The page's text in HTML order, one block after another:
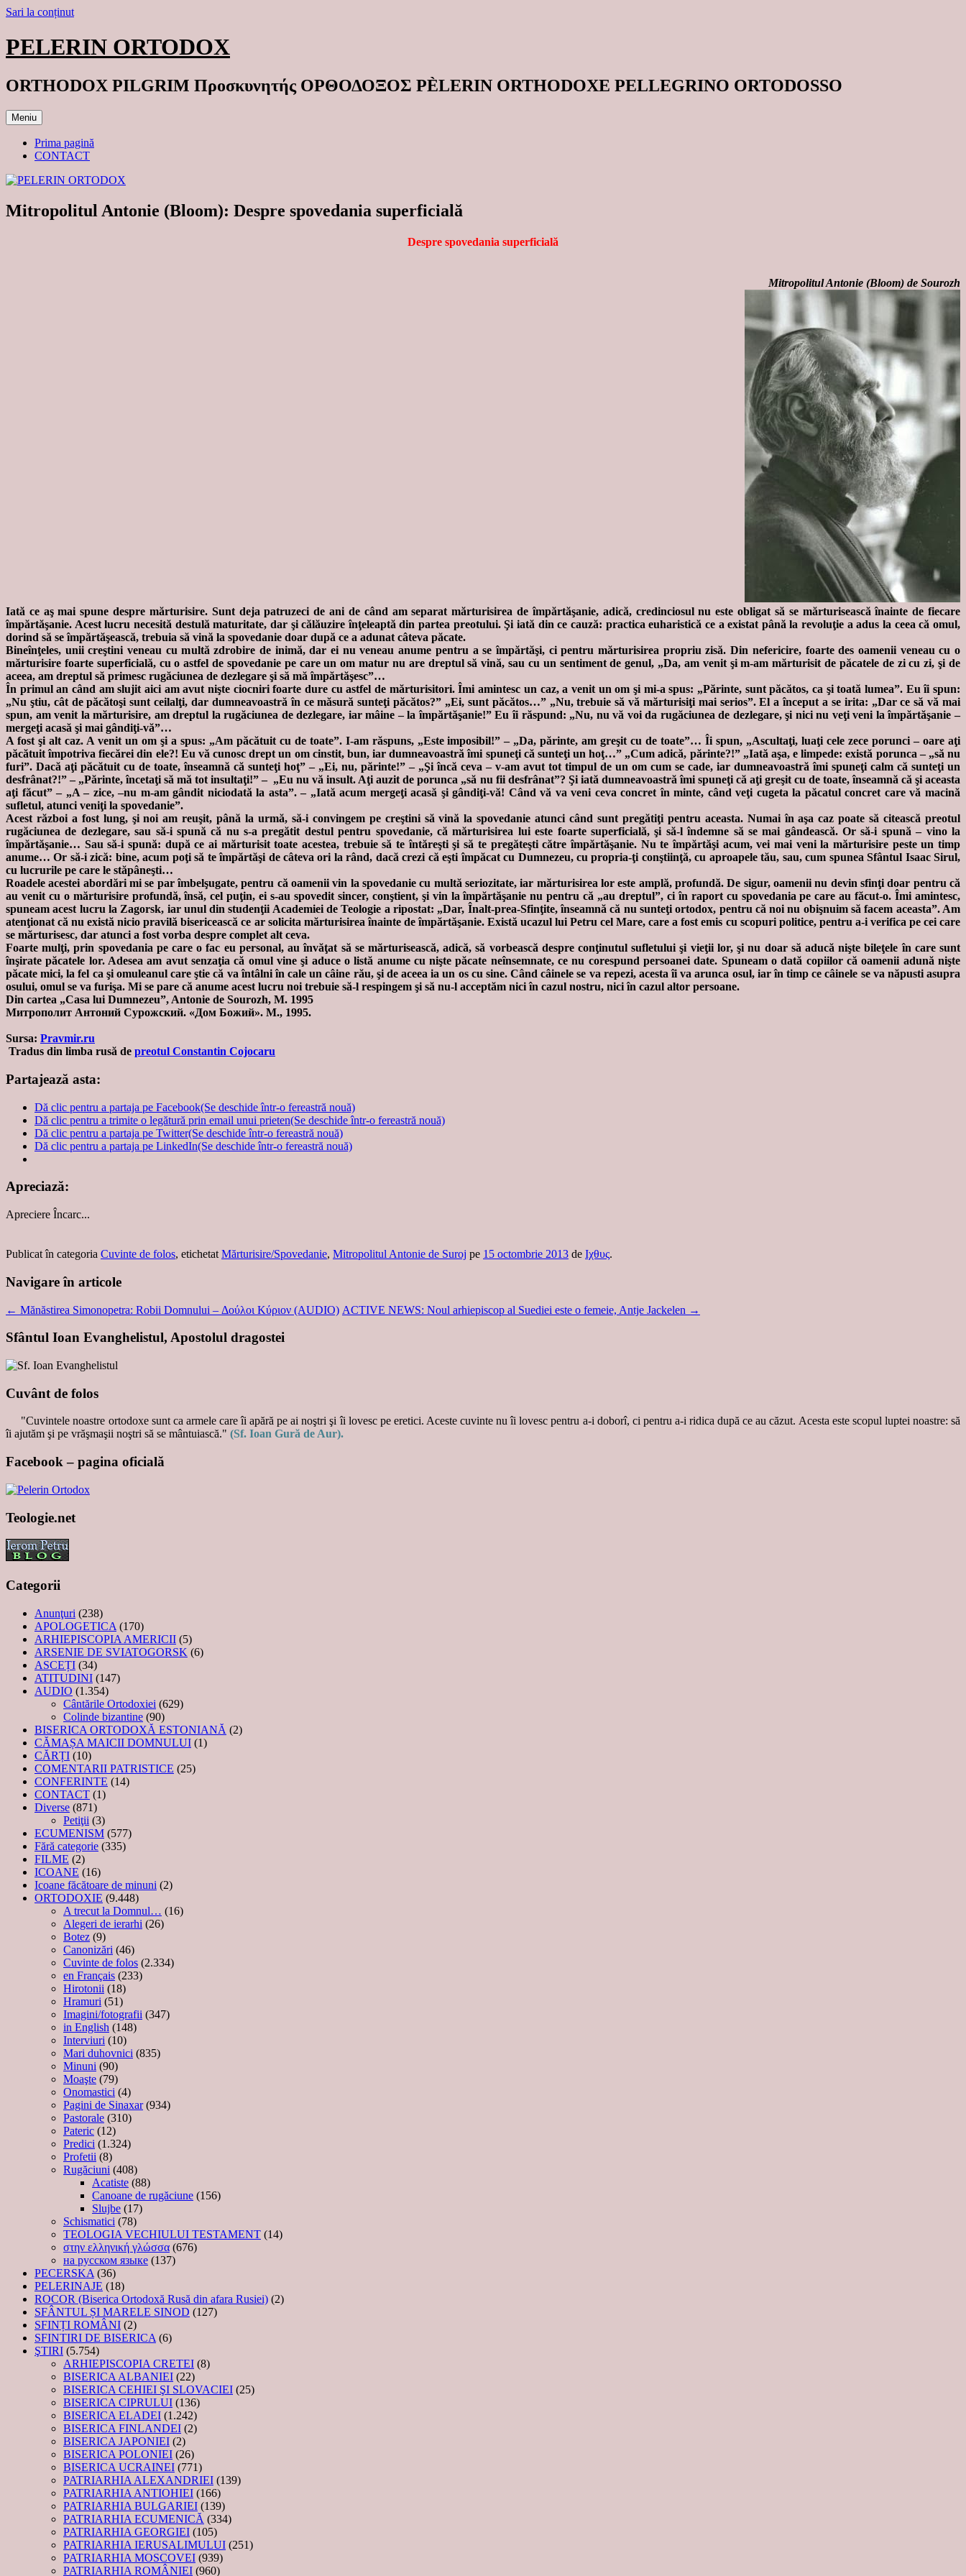
Sari la conținut
PELERIN ORTODOX
ORTHODOX PILGRIM Προσκυνητής ΟΡΘΟΔΟΞΟΣ PÈLERIN ORTHODOXE PELLEGRINO ORTODOSSO
Meniu
Prima pagină
CONTACT
Mitropolitul Antonie (Bloom): Despre spovedania superficială
Despre spovedania superficială
Mitropolitul Antonie (Bloom) de Sourozh
Iată ce aş mai spune despre mărturisire. Sunt deja patruzeci de ani de când am separat mărturisirea de împărtăşanie, adică, credinciosul nu este obligat să se mărturisească înainte de fiecare
împărtăşanie. Acest lucru necesită destulă maturitate, dar şi călăuzire înţeleaptă din partea preotului. Şi iată din ce cauză: practica euharistică ce a existat până la revoluţie a adus la ceea că omul,
dorind să se împărtăşească, trebuia să vină la spovedanie doar după ce a adunat câteva păcate.
Bineînţeles, unii creştini veneau cu multă zdrobire de inimă, dar ei nu veneau anume pentru a se împărtăşi, ci pentru mărturisirea propriu zisă. Din nefericire, foarte des oamenii veneau cu o
mărturisire foarte superficială, cu o astfel de spovedanie pe care un om matur nu are dreptul să vină, sau cu un sentiment de genul, „Da, am venit şi m-am mărturisit de păcatele de zi cu zi, şi de
aceea, am dreptul să primesc rugăciunea de dezlegare şi să mă împărtăşesc”…
În primul an când am slujit aici am avut nişte ciocniri foarte dure cu astfel de mărturisitori. Îmi amintesc un caz, a venit un om şi mi-a spus: „Părinte, sunt păcătos, ca şi toată lumea”. Eu îi spun:
„Nu ştiu, cât de păcătoşi sunt ceilalţi, dar dumneavoastră în ce măsură sunteţi păcătos?” „Ei, sunt păcătos…” „Nu, trebuie să vă mărturisiţi mai serios”. El a început a se irita: „Dar ce să vă mai
spun, am venit la mărturisire, am dreptul la rugăciunea de dezlegare, iar mâine – la împărtăşanie!” Eu îi răspund: „Nu, nu vă voi da rugăciunea de dezlegare, şi nici nu veţi veni la împărtăşanie –
mergeţi acasă şi mai gândiţi-vă”…
A fost şi alt caz. A venit un om şi a spus: „Am păcătuit cu de toate”. I-am răspuns, „Este imposibil!” – „Da, părinte, am greşit cu de toate”… Îi spun, „Ascultaţi, luaţi cele zece porunci – oare aţi
păcătuit împotriva fiecărei din ele?! Eu vă cunosc drept un om cinstit, bun, iar dumneavoastră îmi spuneţi că sunteţi un hoţ…” „Cum adică, părinte?!” „Iată aşa, e limpede: există porunca – „să nu
furi”. Dacă aţi păcătuit cu de toate, înseamnă că sunteţi hoţ” – „Ei, nu, părinte!” – „Şi încă ceva – v-am avut tot timpul de un om cum se cade, iar dumneavoastră îmi spuneţi calm că sunteţi un
desfrânat?!” – „Părinte, încetaţi să mă tot insultaţi!” – „Eu nu vă insult. Aţi auzit de porunca „să nu fii desfrânat”? Şi iată dumneavoastră îmi spuneţi că aţi greşit cu de toate, înseamnă că şi aceasta
aţi făcut” – „A – zice, –nu m-am gândit niciodată la asta”. – „Iată acum mergeţi acasă şi gândiţi-vă! Când vă va veni ceva concret în minte, când veţi cugeta la păcatul concret care vă macină
sufletul, atunci veniţi la spovedanie”.
Acest război a fost lung, şi noi am reuşit, până la urmă, să-i convingem pe creştini să vină la spovedanie atunci când sunt pregătiţi pentru aceasta. Numai în aşa caz poate să citească preotul
rugăciunea de dezlegare, sau să-i spună că nu s-a pregătit destul pentru spovedanie, că mărturisirea lui este foarte superficială, şi să-l îndemne să se mai gândească. Or să-i spună – vino la
împărtăşanie… Sau să-i spună: după ce ai mărturisit toate acestea, trebuie să te întăreşti şi să te pregăteşti către împărtăşanie. Nu te împărtăşi acum, vei mai veni la mărturisire peste un timp
anume… Or să-i zică: bine, acum poţi să te împărtăşi de câteva ori la rând, dacă crezi că eşti împăcat cu Dumnezeu, cu propria-ţi conştiinţă, cu aproapele tău, sau, cum spunea Sfântul Isaac Sirul,
cu lucrurile pe care le stăpâneşti…
Roadele acestei abordări mi se par îmbelşugate, pentru că oamenii vin la spovedanie cu multă seriozitate, iar mărturisirea lor este amplă, profundă. De sigur, oamenii nu devin sfinţi doar pentru că
au venit cu o mărturisire profundă, însă, cel puţin, ei s-au spovedit sincer, conştient, şi vin la împărtăşanie nu pentru că „au dreptul”, ci în raport cu spovedania pe care au făcut-o. Îmi amintesc,
spuneam acest lucru la Zagorsk, iar unul din studenţii Academiei de Teologie a ripostat: „Dar, Înalt-prea-Sfinţite, înseamnă că nu sunteţi ortodox, pentru că noi nu obişnuim să facem aceasta”. Am
atenţionat că nu există nicio pravilă bisericească ce ar solicita mărturisirea înainte de împărtăşanie. Există ucazul lui Petru cel Mare, care a fost emis cu scopuri politice, pentru a-i verifica pe cei care
se mărturisesc, dar atunci a fost vorba despre complet alt ceva.
Foarte mulţi, prin spovedania pe care o fac eu personal, au învăţat să se mărturisească, adică, să vorbească despre conţinutul sufletului şi vieţii lor, şi nu doar să aducă nişte bileţele în care sunt
înşirate păcatele lor. Adesea am avut senzaţia că omul vine şi aduce o listă anume cu nişte păcate neînsemnate, ce nu corespund persoanei date. Spuneam o dată copiilor că oamenii adună nişte
păcate mici, la fel ca şi omuleanul care ştie că va întâlni în cale un câine rău, şi de aceea ia un os cu sine. Când câinele se va repezi, acesta îi va arunca osul, iar în timp ce câinele se va năpusti asupra
osului, omul se va furişa. Mi se pare că anume acest lucru noi trebuie să-l respingem şi să nu-l acceptăm nici în cazul nostru, nici în cazul altor persoane.
Din cartea „Casa lui Dumnezeu”, Antonie de Sourozh, M. 1995
Митрополит Антоний Сурожский. «Дом Божий». М., 1995.
Sursa: Pravmir.ru
Tradus din limba rusă de preotul Constantin Cojocaru
Partajează asta:
Dă clic pentru a partaja pe Facebook(Se deschide într-o fereastră nouă)
Dă clic pentru a trimite o legătură prin email unui prieten(Se deschide într-o fereastră nouă)
Dă clic pentru a partaja pe Twitter(Se deschide într-o fereastră nouă)
Dă clic pentru a partaja pe LinkedIn(Se deschide într-o fereastră nouă)
Apreciază:
Apreciere Încarc...
Publicat în categoria Cuvinte de folos, etichetat Mărturisire/Spovedanie, Mitropolitul Antonie de Suroj pe 15 octombrie 2013 de Ιχθυς.
Navigare în articole
← Mănăstirea Simonopetra: Robii Domnului – Δούλοι Κύριον (AUDIO) ACTIVE NEWS: Noul arhiepiscop al Suediei este o femeie, Antje Jackelen →
Sfântul Ioan Evanghelistul, Apostolul dragostei
Cuvânt de folos
"Cuvintele noastre ortodoxe sunt ca armele care îi apără pe ai noştri şi îi lovesc pe eretici. Aceste cuvinte nu îi lovesc pentru a-i doborî, ci pentru a-i ridica după ce au căzut. Acesta este scopul luptei noastre: să
îi ajutăm şi pe vrăşmaşii noştri să se mântuiască." (Sf. Ioan Gură de Aur).
Facebook – pagina oficială
Teologie.net
Categorii
Anunţuri (238)
APOLOGETICA (170)
ARHIEPISCOPIA AMERICII (5)
ARSENIE DE SVIATOGORSK (6)
ASCEȚI (34)
ATITUDINI (147)
AUDIO (1.354)
Cântările Ortodoxiei (629)
Colinde bizantine (90)
BISERICA ORTODOXĂ ESTONIANĂ (2)
CĂMAȘA MAICII DOMNULUI (1)
CĂRȚI (10)
COMENTARII PATRISTICE (25)
CONFERINTE (14)
CONTACT (1)
Diverse (871)
Petiţii (3)
ECUMENISM (577)
Fără categorie (335)
FILME (2)
ICOANE (16)
Icoane făcătoare de minuni (2)
ORTODOXIE (9.448)
A trecut la Domnul… (16)
Alegeri de ierarhi (26)
Botez (9)
Canonizări (46)
Cuvinte de folos (2.334)
en Français (233)
Hirotonii (18)
Hramuri (51)
Imagini/fotografii (347)
in English (148)
Interviuri (10)
Mari duhovnici (835)
Minuni (90)
Moaşte (79)
Onomastici (4)
Pagini de Sinaxar(934)
Pastorale (310)
Pateric (12)
Predici (1.324)
Profetii (8)
Rugăciuni (408)
Acatiste (88)
Canoane de rugăciune (156)
Slujbe (17)
Schismatici (78)
TEOLOGIA VECHIULUI TESTAMENT (14)
στην ελληνική γλώσσα (676)
на русском языке (137)
PECERSKA (36)
PELERINAJE (18)
ROCOR (Biserica Ortodoxă Rusă din afara Rusiei) (2)
SFÂNTUL ȘI MARELE SINOD (127)
SFINȚI ROMÂNI (2)
SFINTIRI DE BISERICA (6)
ŞTIRI (5.754)
ARHIEPISCOPIA CRETEI (8)
BISERICA ALBANIEI (22)
BISERICA CEHIEI ŞI SLOVACIEI (25)
BISERICA CIPRULUI (136)
BISERICA ELADEI (1.242)
BISERICA FINLANDEI (2)
BISERICA JAPONIEI (2)
BISERICA POLONIEI (26)
BISERICA UCRAINEI (771)
PATRIARHIA ALEXANDRIEI (139)
PATRIARHIA ANTIOHIEI (166)
PATRIARHIA BULGARIEI (139)
PATRIARHIA ECUMENICĂ (334)
PATRIARHIA GEORGIEI (105)
PATRIARHIA IERUSALIMULUI (251)
PATRIARHIA MOSCOVEI (939)
PATRIARHIA ROMÂNIEI (960)